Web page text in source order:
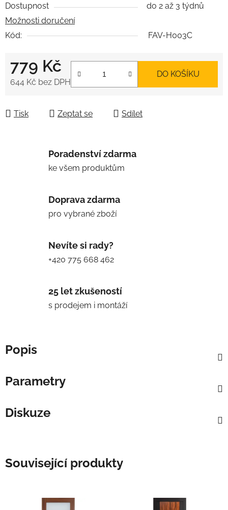
Dostupnost
do 2 až 3 týdnů
Možnosti doručení
Kód:
FAV-H003C
779 Kč
644 Kč bez DPH
DO KOŠÍKU
Tisk Zeptat se Sdílet
Poradenství zdarma
ke všem produktům
Doprava zdarma
pro vybrané zboží
Nevíte si rady?
+420 775 668 462
25 let zkušeností
s prodejem i montáží
Popis
Parametry
Diskuze
Související produkty